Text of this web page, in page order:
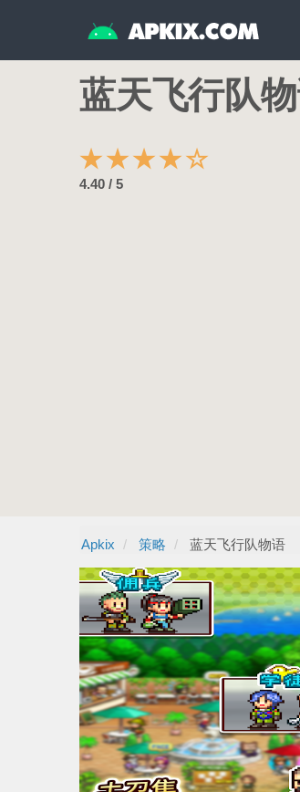
蓝天飞行队
☆
★
★
★
★
4.40 / 5
Apkix 策略 蓝天飞行队物语